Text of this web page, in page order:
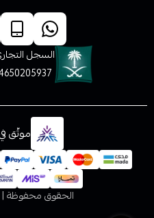
السجل
موثّق
الحقوق محفوظة | 2026